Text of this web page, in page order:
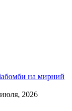
на мирний
2026